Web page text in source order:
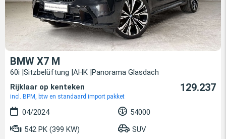
BMW X7 M
60i |Sitzbelüftung |AHK |Panorama Glasdach
Rijklaar op kenteken
incl. BPM, btw en standaard import pakket
129.237
04/2024
54000
542 PK (399 KW)
SUV